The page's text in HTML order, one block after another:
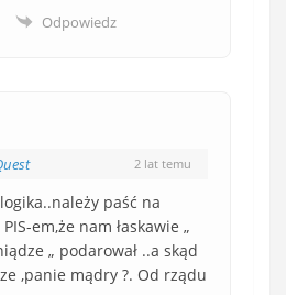
Odpowiedz
2 lat temu
paść na
em,że nam łaskawie „
„ podarował ..a skąd
,panie mądry ?. Od rządu